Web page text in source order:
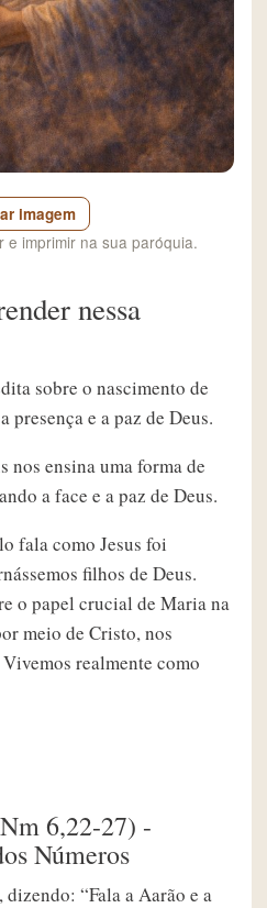
imagem
e imprimir na sua paróquia.
nessa
sobre o nascimento de
presença e a paz de Deus.
nos ensina uma forma de
a face e a paz de Deus.
fala como Jesus foi
filhos de Deus.
o papel crucial de Maria na
meio de Cristo, nos
realmente como
6,22-27) -
Números
“Fala a Aarão e a